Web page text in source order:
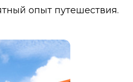
опыт путешествия.